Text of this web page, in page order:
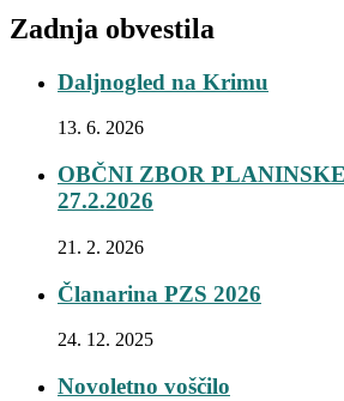
Zadnja obvestila
Daljnogled na Krimu
13. 6. 2026
OBČNI ZBOR
27.2.2026
21. 2. 2026
Članarina PZS 2026
24. 12. 2025
Novoletno voščilo